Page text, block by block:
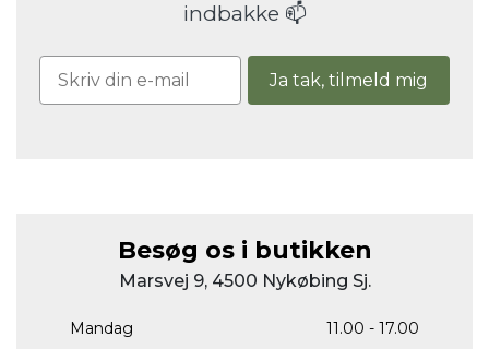
indbakke 📫
Ja tak, tilmeld mig
Besøg os i butikken
Marsvej 9, 4500 Nykøbing Sj.
Mandag
11.00 - 17.00